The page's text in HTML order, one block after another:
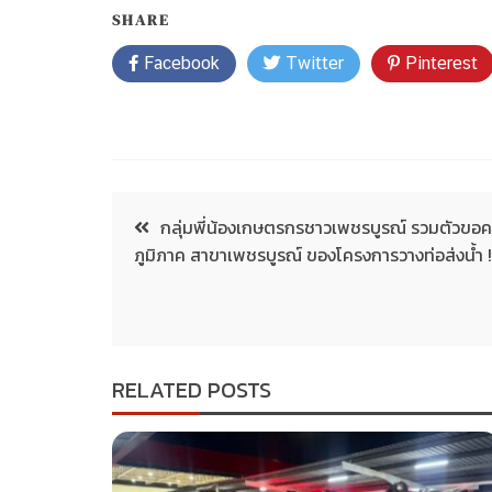
SHARE
Facebook Twitter Pinterest
กลุ่มพี่น้องเกษตรกรชาวเพชรบูรณ์ รวมตัวขอค
ภูมิภาค สาขาเพชรบูรณ์ ของโครงการวางท่อส่งน้ำ
RELATED POSTS